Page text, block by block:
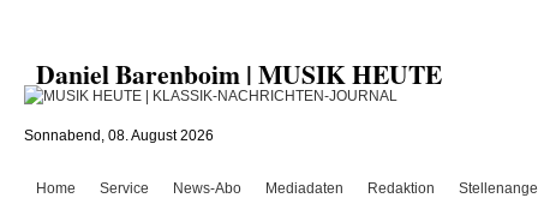
Daniel Barenboim | MUSIK HEUTE
Sonnabend, 08. August 2026
Home Service News-Abo Mediadaten Redaktion